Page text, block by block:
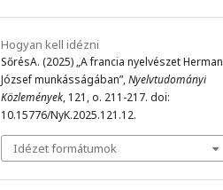
Hogyan kell idézni
SőrésA. (2025) „A francia nyelvészet Herman
József munkásságában”,Nyelvtudományi
Közlemények, 121, o. 211-217. doi:
10.15776/NyK.2025.121.12.
Idézet formátumok